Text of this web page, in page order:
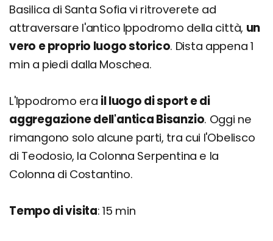
Basilica di Santa Sofia vi ritroverete ad
attraversare l'antico Ippodromo della città, un
vero e proprio luogo storico. Dista appena 1
min a piedi dalla Moschea.
L'Ippodromo era il luogo di sport e di
aggregazione dell'antica Bisanzio. Oggi ne
rimangono solo alcune parti, tra cui l'Obelisco
di Teodosio, la Colonna Serpentina e la
Colonna di Costantino.
Tempo di visita: 15 min